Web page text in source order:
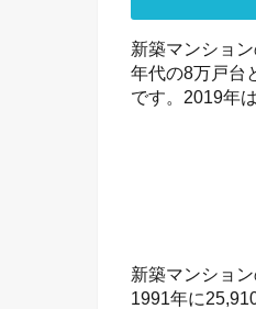
新築マンショ
年代の8万戸台
です。2019年
新築マンショ
1991年に